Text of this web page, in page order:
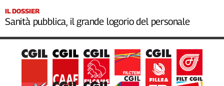
IL DOSSIER
Sanità pubblica, il grande logorio del personale